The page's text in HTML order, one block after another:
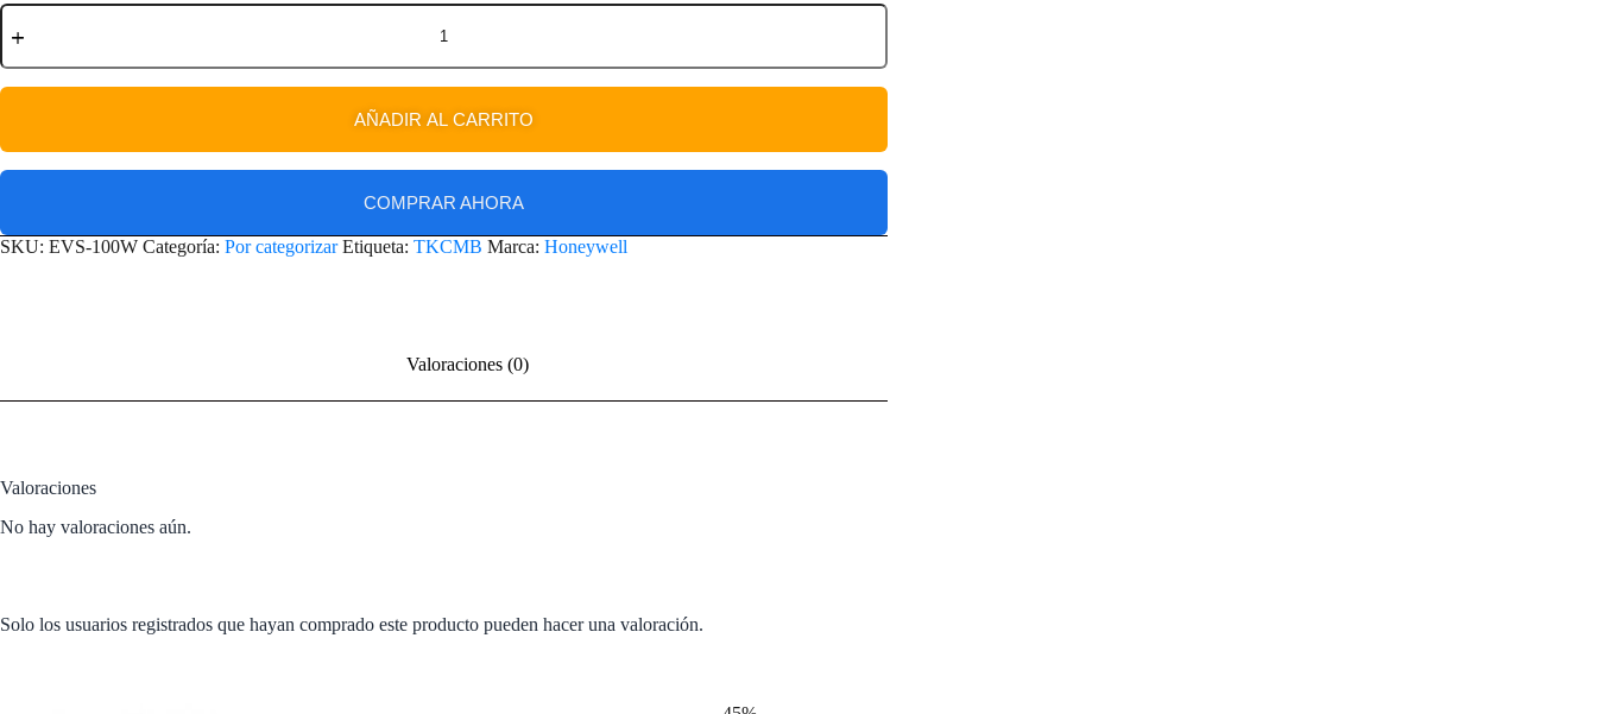
AÑADIR AL CARRITO
COMPRAR AHORA
SKU: EVS-100W Categoría: Por categorizar Etiqueta: TKCMB Marca: Honeywell
Valoraciones (0)
Valoraciones
No hay valoraciones aún.
Solo los usuarios registrados que hayan comprado este producto pueden hacer una valoración.